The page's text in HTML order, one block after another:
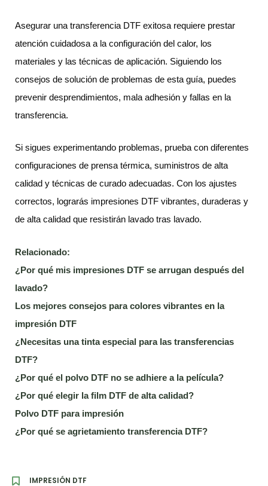
Asegurar una transferencia DTF exitosa requiere prestar
atención cuidadosa a la configuración del calor, los
materiales y las técnicas de aplicación. Siguiendo los
consejos de solución de problemas de esta guía, puedes
prevenir desprendimientos, mala adhesión y fallas en la
transferencia.
Si sigues experimentando problemas, prueba con diferentes
configuraciones de prensa térmica, suministros de alta
calidad y técnicas de curado adecuadas. Con los ajustes
correctos, lograrás impresiones DTF vibrantes, duraderas y
de alta calidad que resistirán lavado tras lavado.
Relacionado:
¿Por qué mis impresiones DTF se arrugan después del
lavado?
Los mejores consejos para colores vibrantes en la
impresión DTF
¿Necesitas una tinta especial para las transferencias
DTF?
¿Por qué el polvo DTF no se adhiere a la película?
¿Por qué elegir la film DTF de alta calidad?
Polvo DTF para impresión
¿Por qué se agrietamiento transferencia DTF?
IMPRESIÓN DTF